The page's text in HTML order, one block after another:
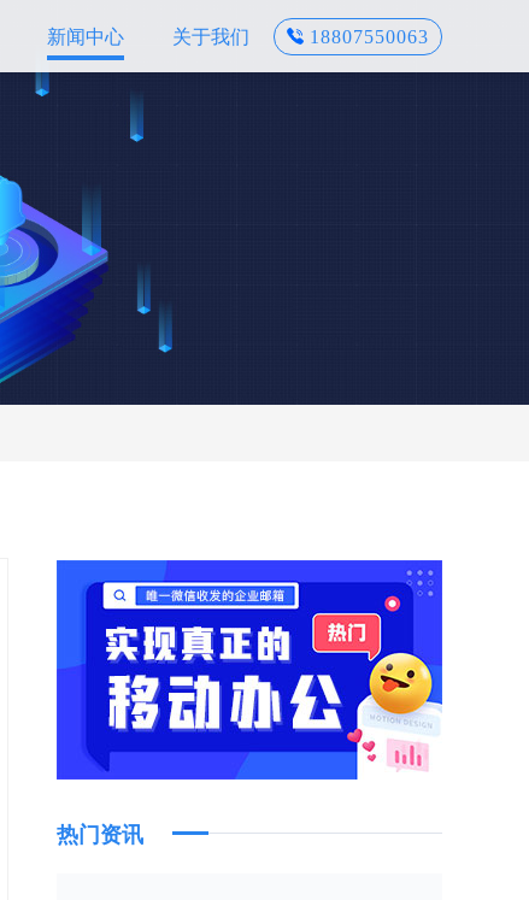
18807550063
新闻中心 关于我们
热门资讯